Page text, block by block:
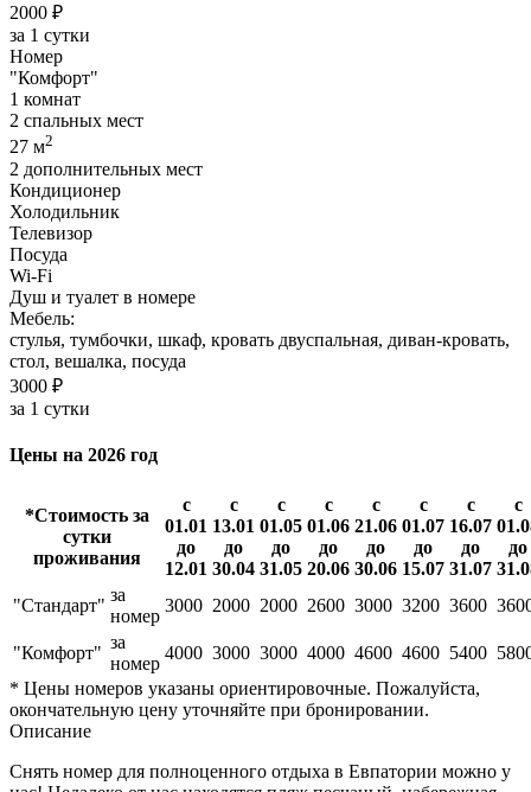
2000 ₽
за 1 сутки
Номер
"Комфорт"
1 комнат
2 спальных мест
27 м2
2 дополнительных мест
Кондиционер
Холодильник
Телевизор
Посуда
Wi-Fi
Душ и туалет в номере
Мебель:
стулья, тумбочки, шкаф, кровать двуспальная, диван-кровать,
стол, вешалка, посуда
3000 ₽
за 1 сутки
Цены на 2026 год
*Стоимость за
сутки
проживания
с
01.01
до
12.01
с
13.01
до
30.04
с
01.05
до
31.05
с
01.06
до
20.06
с
21.06
до
30.06
с
01.07
до
15.07
с
16.07
до
31.07
с
до
"Стандарт"
за
номер
3000 2000 2000 2600 3000 3200 3600
"Комфорт"
за
номер
4000 3000 3000 4000 4600 4600 5400
* Цены номеров указаны ориентировочные. Пожалуйста,
окончательную цену уточняйте при бронировании.
Описание
Снять номер для полноценного отдыха в Евпатории можно у